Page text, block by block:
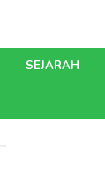
SEJARAH